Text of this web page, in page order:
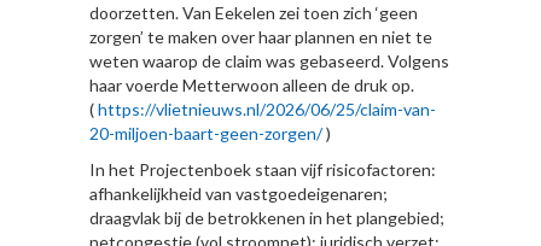
doorzetten. Van Eekelen zei toen zich ‘geen
zorgen’ te maken over haar plannen en niet te
weten waarop de claim was gebaseerd. Volgens
haar voerde Metterwoon alleen de druk op.
(https://vlietnieuws.nl/2026/06/25/claim-van-
20-miljoen-baart-geen-zorgen/)
In het Projectenboek staan vijf risicofactoren:
afhankelijkheid van vastgoedeigenaren;
draagvlak bij de betrokkenen in het plangebied;
netcongestie (vol stroomnet); juridisch verzet;